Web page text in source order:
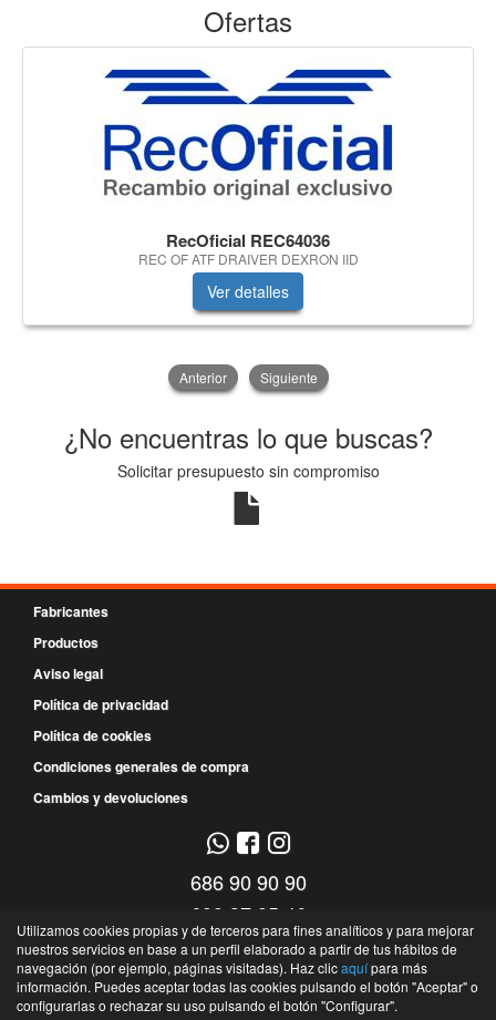
Ofertas
RecOficial REC64036
REC OF ATF DRAIVER DEXRON IID
Ver detalles
Anterior Siguiente
¿No encuentras lo que buscas?
Solicitar presupuesto sin compromiso
Fabricantes
Productos
Aviso legal
Política de privacidad
Política de cookies
Condiciones generales de compra
Cambios y devoluciones
686 90 90 90
699 37 95 46
C/ El Timple, 13 - 38108 - Santa Cruz de Tenerife - Santa Cruz de Tenerife -
España
© Recambios DT- 2026 -Tienda online de recambios de Gira
Utilizamos cookies propias y de terceros para fines analíticos y para mejorar
nuestros servicios en base a un perfil elaborado a partir de tus hábitos de
navegación (por ejemplo, páginas visitadas). Haz clicaquípara más
información. Puedes aceptar todas las cookies pulsando el botón "Aceptar" o
configurarlas o rechazar su uso pulsando el botón "Configurar".